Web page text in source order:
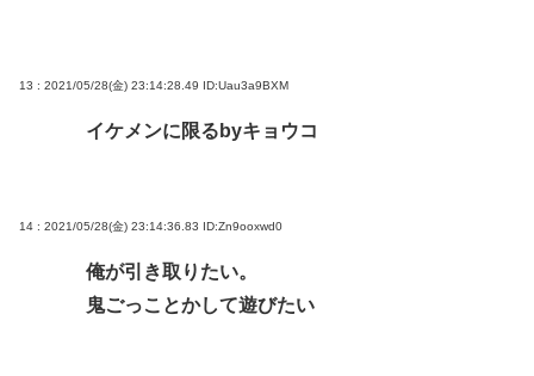
13 : 2021/05/28(金) 23:14:28.49 ID:Uau3a9BXM
イケメンに限るbyキョウコ
14 : 2021/05/28(金) 23:14:36.83 ID:Zn9ooxwd0
俺が引き取りたい。
鬼ごっことかして遊びたい